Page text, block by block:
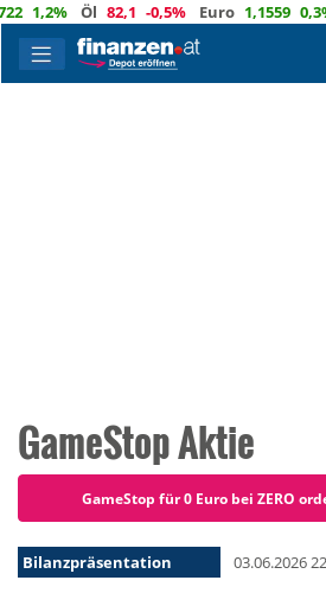
Öl 82,1 -0,5% Euro 1,1559 0,3%
GameStop Aktie
GameStop für 0 Euro bei ZERO
Bilanzpräsentation 03.06.2026